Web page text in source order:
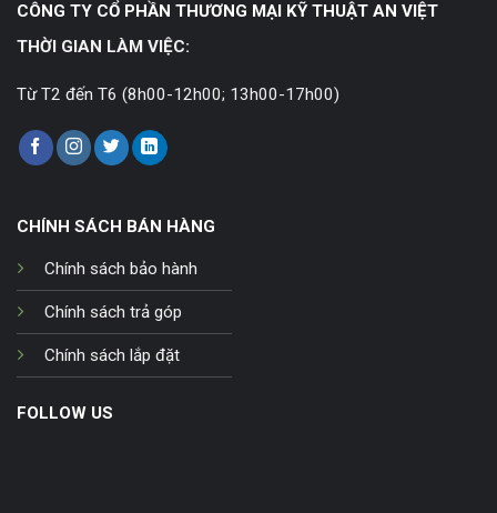
CÔNG TY CỔ PHẦN THƯƠNG MẠI KỸ THUẬT AN VIỆT
THỜI GIAN LÀM VIỆC:
Từ T2 đến T6 (8h00-12h00; 13h00-17h00)
CHÍNH SÁCH BÁN HÀNG
Chính sách bảo hành
Chính sách trả góp
Chính sách lắp đặt
FOLLOW US